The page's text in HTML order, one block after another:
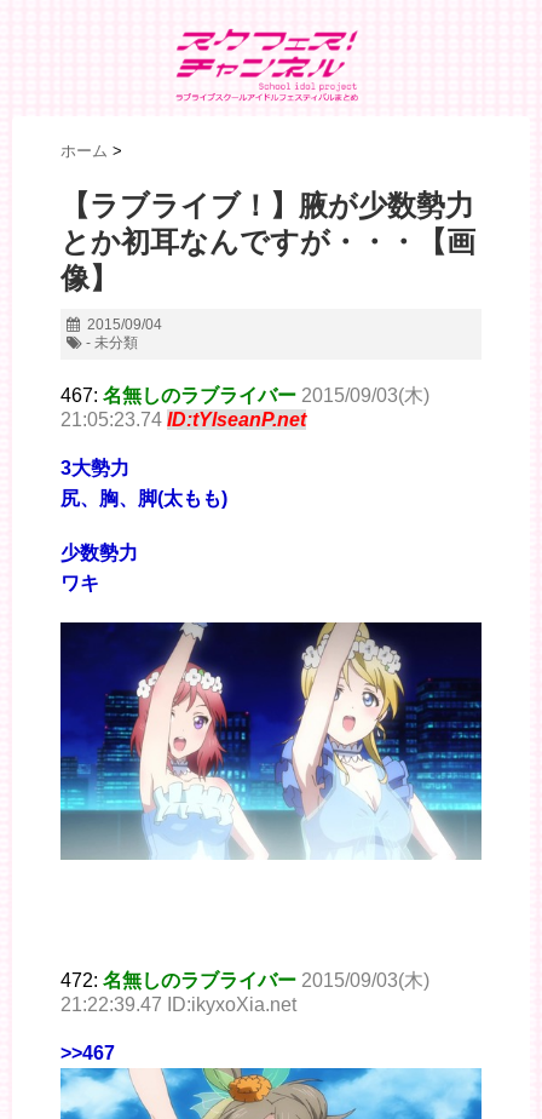
ホーム >
【ラブライブ！】腋が少数勢力
とか初耳なんですが・・・【画
像】
2015/09/04
- 未分類
467: 名無しのラブライバー 2015/09/03(木)
21:05:23.74 ID:tYlseanP.net
3大勢力
尻、胸、脚(太もも)
少数勢力
ワキ
472: 名無しのラブライバー 2015/09/03(木)
21:22:39.47 ID:ikyxoXia.net
>>467